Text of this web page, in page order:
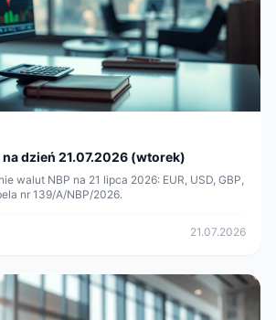
dzień 21.07.2026 (wtorek)
walut NBP na 21 lipca 2026: EUR, USD, GBP,
nr 139/A/NBP/2026.
21.07.2026